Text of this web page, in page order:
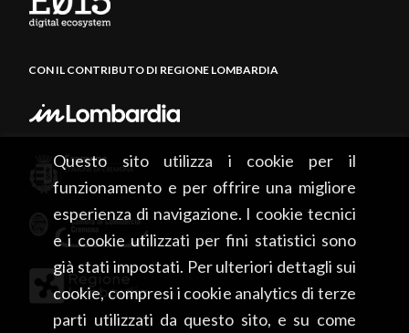
Questo sito utilizza i cookie per il
funzionamento e per offrire una migliore
esperienza di navigazione. I cookie tecnici
e i cookie utilizzati per fini statistici sono
già stati impostati. Per ulteriori dettagli sui
cookie, compresi i cookie analytics di terze
parti utilizzati da questo sito, e su come
CON IL CONTRIBUTO DI REGIONE LOMBARDIA